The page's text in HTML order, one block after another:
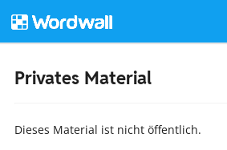
Privates Material
Dieses Material ist nicht öffentlich.